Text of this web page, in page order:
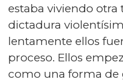
estaba viviendo otra
dictadura
lentamente ellos
proceso. Ellos
como una forma de